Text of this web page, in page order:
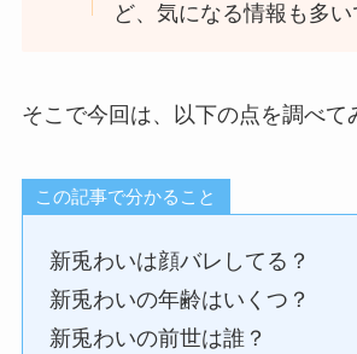
ど、気になる情報も多い
そこで今回は、以下の点を調べて
この記事で分かること
新兎わいは顔バレしてる？
新兎わいの年齢はいくつ？
新兎わいの前世は誰？